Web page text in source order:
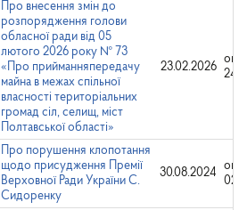
Про внесення змін до
розпорядження голови
обласної ради від 05
лютого 2026 року № 73
«Про прийманняпередачу
майна в межах спільної
власності територіальних
громад сіл, селищ, міст
Полтавської області»
23.02.2026
Про порушення клопотання
щодо присудження Премії
Верховної Ради України С.
Сидоренку
30.08.2024